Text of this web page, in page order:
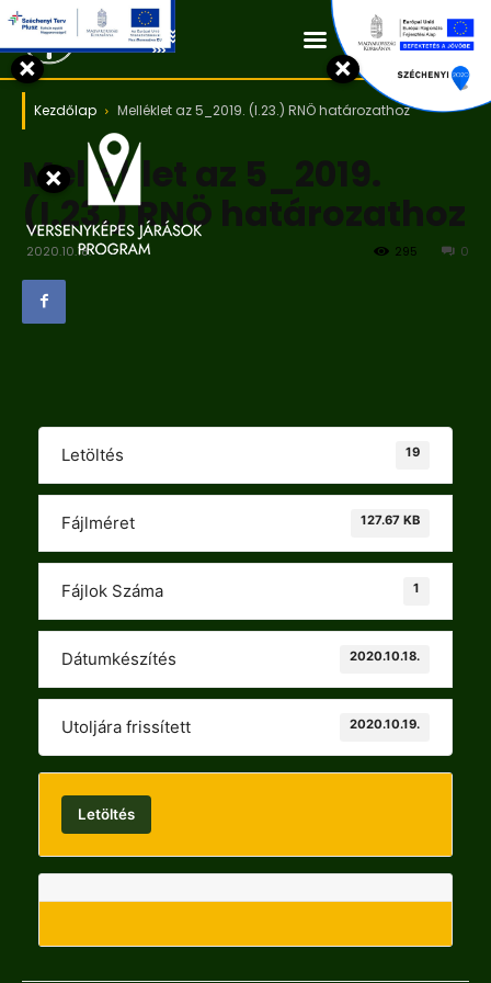
Kapcsolat
Kezdőlap Melléklet az 5_2019. (I.23.) RNÖ határozathoz
Melléklet az 5_2019.
(I.23.) RNÖ határozathoz
2020.10.18. 0
295
Letöltés 19
Fájlméret 127.67 KB
Fájlok Száma 1
Dátumkészítés 2020.10.18.
Utoljára frissített 2020.10.19.
Letöltés
×
×
×